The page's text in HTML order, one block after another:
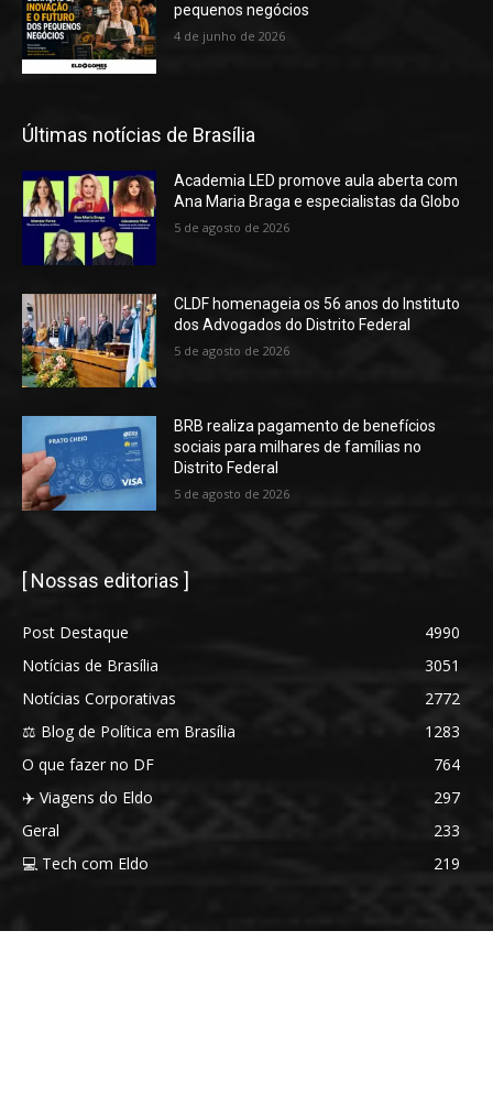
pequenos negócios
4 de junho de 2026
Últimas notícias de Brasília
Academia LED promove aula aberta com
Ana Maria Braga e especialistas da Globo
5 de agosto de 2026
CLDF homenageia os 56 anos do Instituto
dos Advogados do Distrito Federal
5 de agosto de 2026
BRB realiza pagamento de benefícios
sociais para milhares de famílias no
Distrito Federal
5 de agosto de 2026
[ Nossas editorias ]
Post Destaque
4990
Notícias de Brasília
3051
Notícias Corporativas
2772
⚖️ Blog de Política em Brasília
1283
O que fazer no DF
764
✈️ Viagens do Eldo
297
Geral
233
💻 Tech com Eldo
219